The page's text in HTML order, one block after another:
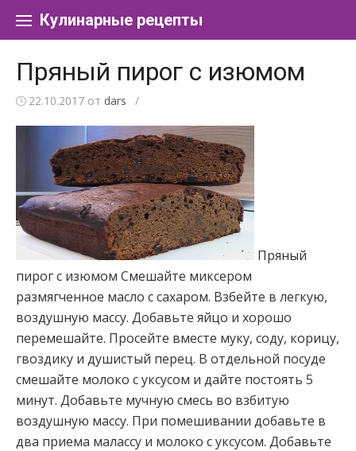
Кулинарные рецепты
Пряный пирог с изюмом
22.10.2017 от dars /
Пряный
пирог с изюмом Смешайте миксером
размягченное масло с сахаром. Взбейте в легкую,
воздушную массу. Добавьте яйцо и хорошо
перемешайте. Просейте вместе муку, соду, корицу,
гвоздику и душистый перец. В отдельной посуде
смешайте молоко с уксусом и дайте постоять 5
минут. Добавьте мучную смесь во взбитую
воздушную массу. При помешивании добавьте в
два приема малассу и молоко с уксусом. Добавьте